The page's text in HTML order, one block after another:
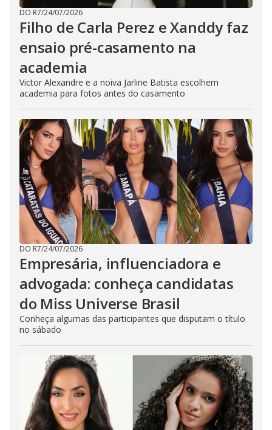
DO R7/24/07/2026
Filho de Carla Perez e Xanddy faz
ensaio pré-casamento na
academia
Victor Alexandre e a noiva Jarline Batista escolhem
academia para fotos antes do casamento
DO R7/24/07/2026
Empresária, influenciadora e
advogada: conheça candidatas
do Miss Universe Brasil
Conheça algumas das participantes que disputam o título
no sábado